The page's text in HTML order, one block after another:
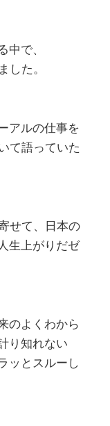
中で、
した。
アルの仕事を
て語っていた
せて、日本の
生上がりだゼ
のよくわから
り知れない
ッとスルーし